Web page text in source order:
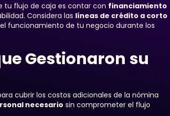
tu flujo de caja es contar con financiamiento
Considera las líneas de crédito a corto
funcionamiento de tu negocio durante los
Gestionaron su
cubrir los costos adicionales de la nómina
necesario sin comprometer el flujo